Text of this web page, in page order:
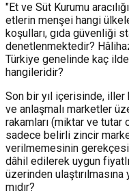
"Et ve Süt Kurumu
etlerin menşei hangi
koşulları, gıda güvenliği
denetlenmektedir?
Türkiye genelinde kaç
hangileridir?
Son bir yıl içerisinde, iller
ve anlaşmalı marketler
rakamları (miktar ve tutar
sadece belirli zincir
verilmemesinin
dâhil edilerek uygun
üzerinden
mıdır?